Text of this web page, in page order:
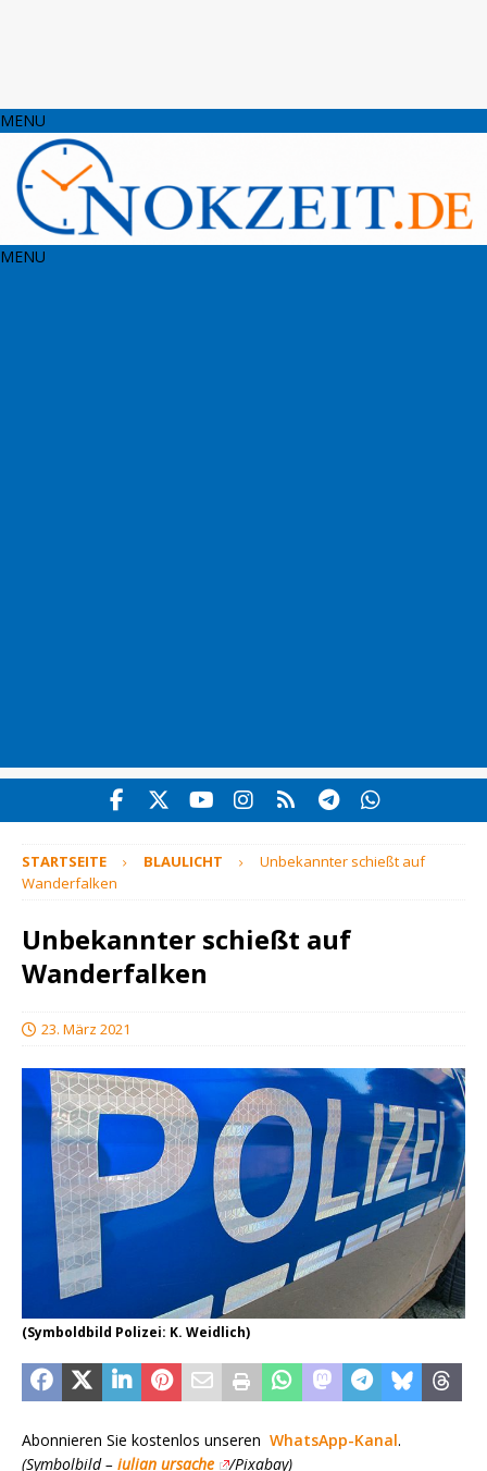
MENU
MENU
STARTSEITE BLAULICHT
Unbekannter schießt auf
Wanderfalken
Unbekannter schießt auf
Wanderfalken
23. März 2021
(Symboldbild Polizei: K. Weidlich)
Abonnieren Sie kostenlos unseren WhatsApp-Kanal.
(Symbolbild – iulian ursache
/Pixabay)